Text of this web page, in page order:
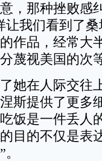
，那种挫败感
让我们看到了
作品，经常大
蔑视美国的次
在人际交往
斯提供了更多
饭是一件丢人
目的不仅是表